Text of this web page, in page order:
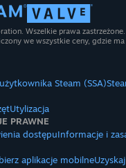
Wszelkie prawa
we wszystkie ceny, gdzie
Steam (SSA)
Utylizacja
PRAWNE
dostępuInformacje i
aplikacje mobilne